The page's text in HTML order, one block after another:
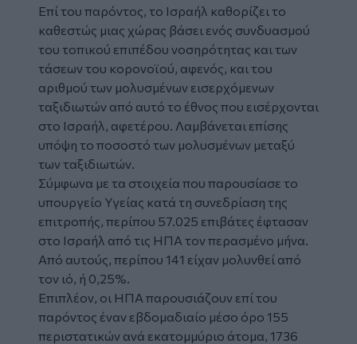
Επί του παρόντος, το Ισραήλ καθορίζει το
καθεστώς μιας χώρας βάσει ενός συνδυασμού
του τοπικού επιπέδου νοσηρότητας και των
τάσεων του κορονοϊού, αφενός, και του
αριθμού των μολυσμένων εισερχόμενων
ταξιδιωτών από αυτό το έθνος που εισέρχονται
στο Ισραήλ, αφετέρου. Λαμβάνεται επίσης
υπόψη το ποσοστό των μολυσμένων μεταξύ
των ταξιδιωτών.
Σύμφωνα με τα στοιχεία που παρουσίασε το
υπουργείο Υγείας κατά τη συνεδρίαση της
επιτροπής, περίπου 57.025 επιβάτες έφτασαν
στο Ισραήλ από τις ΗΠΑ τον περασμένο μήνα.
Από αυτούς, περίπου 141 είχαν μολυνθεί από
τον ιό, ή 0,25%.
Επιπλέον, οι ΗΠΑ παρουσιάζουν επί του
παρόντος έναν εβδομαδιαίο μέσο όρο 155
περιστατικών ανά εκατομμύριο άτομα, 1736